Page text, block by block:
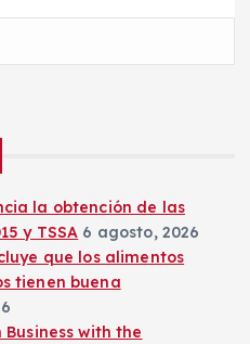
la obtención de las
y TSSA 6 agosto, 2026
que los alimentos
tienen buena
with the